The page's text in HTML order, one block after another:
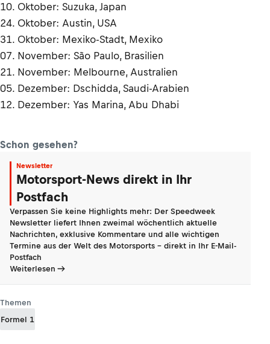
10. Oktober: Suzuka, Japan
24. Oktober: Austin, USA
31. Oktober: Mexiko-Stadt, Mexiko
07. November: São Paulo, Brasilien
21. November: Melbourne, Australien
05. Dezember: Dschidda, Saudi-Arabien
12. Dezember: Yas Marina, Abu Dhabi
Schon gesehen?
Newsletter
Motorsport-News direkt in Ihr
Postfach
Verpassen Sie keine Highlights mehr: Der Speedweek
Newsletter liefert Ihnen zweimal wöchentlich aktuelle
Nachrichten, exklusive Kommentare und alle wichtigen
Termine aus der Welt des Motorsports - direkt in Ihr E-Mail-
Postfach
Weiterlesen
Themen
Formel 1